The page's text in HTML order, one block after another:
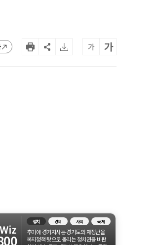
가 가
정치 경제 사회 국제
추미애 경기지사는 경기도의 재정난을
복지정책 탓으로 돌리는 정치권을 비판